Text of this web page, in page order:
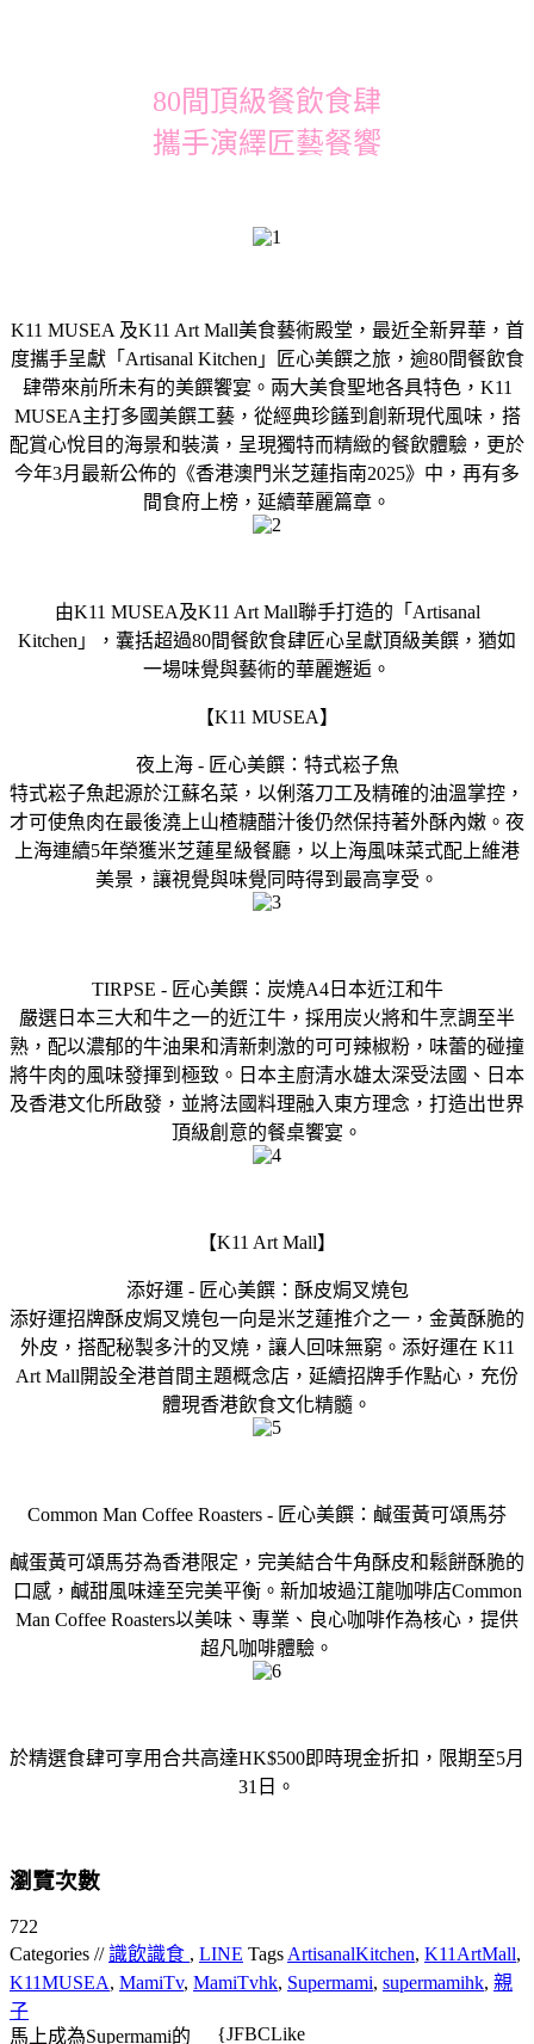
80間頂級餐飲食肆
攜手演繹匠藝餐饗
K11 MUSEA 及K11 Art Mall美食藝術殿堂，最近全新昇華，首
度攜手呈獻「Artisanal Kitchen」匠心美饌之旅，逾80間餐飲食
肆帶來前所未有的美饌饗宴。兩大美食聖地各具特色，K11
MUSEA主打多國美饌工藝，從經典珍饈到創新現代風味，搭
配賞心悅目的海景和裝潢，呈現獨特而精緻的餐飲體驗，更於
今年3月最新公佈的《香港澳門米芝蓮指南2025》中，再有多
間食府上榜，延續華麗篇章。
由K11 MUSEA及K11 Art Mall聯手打造的「Artisanal
Kitchen」，囊括超過80間餐飲食肆匠心呈獻頂級美饌，猶如
一場味覺與藝術的華麗邂逅。
【K11 MUSEA】
夜上海 - 匠心美饌：特式崧子魚
特式崧子魚起源於江蘇名菜，以俐落刀工及精確的油溫掌控，
才可使魚肉在最後澆上山楂糖醋汁後仍然保持著外酥內嫩。夜
上海連續5年榮獲米芝蓮星級餐廳，以上海風味菜式配上維港
美景，讓視覺與味覺同時得到最高享受。
TIRPSE - 匠心美饌：炭燒A4日本近江和牛
嚴選日本三大和牛之一的近江牛，採用炭火將和牛烹調至半
熟，配以濃郁的牛油果和清新刺激的可可辣椒粉，味蕾的碰撞
將牛肉的風味發揮到極致。日本主廚清水雄太深受法國、日本
及香港文化所啟發，並將法國料理融入東方理念，打造出世界
頂級創意的餐桌饗宴。
【K11 Art Mall】
添好運 - 匠心美饌：酥皮焗叉燒包
添好運招牌酥皮焗叉燒包一向是米芝蓮推介之一，金黃酥脆的
外皮，搭配秘製多汁的叉燒，讓人回味無窮。添好運在 K11
Art Mall開設全港首間主題概念店，延續招牌手作點心，充份
體現香港飲食文化精髓。
Common Man Coffee Roasters - 匠心美饌：鹹蛋黃可頌馬芬
鹹蛋黃可頌馬芬為香港限定，完美結合牛角酥皮和鬆餅酥脆的
口感，鹹甜風味達至完美平衡。新加坡過江龍咖啡店Common
Man Coffee Roasters以美味、專業、良心咖啡作為核心，提供
超凡咖啡體驗。
於精選食肆可享用合共高達HK$500即時現金折扣，限期至5月
31日。
瀏覽次數
722
Categories //識飲識食 , LINE Tags ArtisanalKitchen, K11ArtMall,
K11MUSEA, MamiTv, MamiTvhk, Supermami, supermamihk, 親
子
馬上成為Supermami的
{JFBCLike